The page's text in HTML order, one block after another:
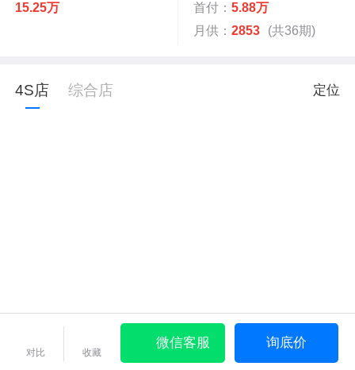
15.25万 首付： 5.88万
月供： 2853 (共36期)
4S店 综合店 定位
对比 收藏
微信客服 询底价